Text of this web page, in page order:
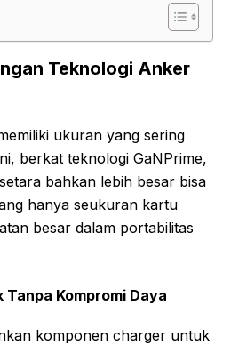
Teknologi Anker
ukuran yang sering
berkat teknologi GaNPrime,
bahkan lebih besar bisa
hanya seukuran kartu
besar dalam portabilitas
Tanpa Kompromi Daya
komponen charger untuk